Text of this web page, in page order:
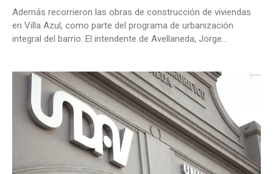
Además recorrieron las obras de construcción de viviendas
en Villa Azul, como parte del programa de urbanización
integral del barrio. El intendente de Avellaneda, Jorge...